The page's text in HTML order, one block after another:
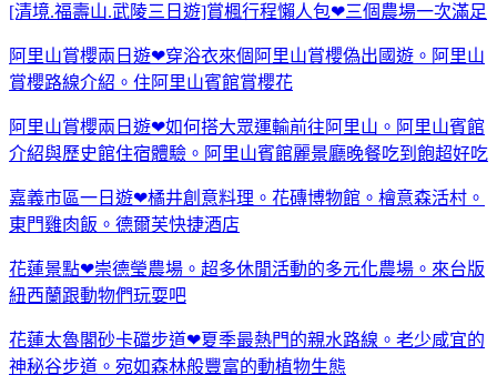
[清境.福壽山.武陵三日遊]賞楓行程懶人包❤三個農場一次滿足
阿里山賞櫻兩日遊❤穿浴衣來個阿里山賞櫻偽出國遊。阿里山
賞櫻路線介紹。住阿里山賓館賞櫻花
阿里山賞櫻兩日遊❤如何搭大眾運輸前往阿里山。阿里山賓館
介紹與歷史館住宿體驗。阿里山賓館麗景廳晚餐吃到飽超好吃
嘉義市區一日遊❤橘井創意料理。花磚博物館。檜意森活村。
東門雞肉飯。德爾芙快捷酒店
花蓮景點❤崇德瑩農場。超多休閒活動的多元化農場。來台版
紐西蘭跟動物們玩耍吧
花蓮太魯閣砂卡礑步道❤夏季最熱門的親水路線。老少咸宜的
神秘谷步道。宛如森林般豐富的動植物生態